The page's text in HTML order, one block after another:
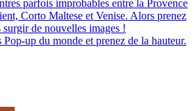
parfois improbables entre la Provence
Corto Maltese et Venise. Alors prenez
de nouvelles images !
up du monde et prenez de la hauteur.